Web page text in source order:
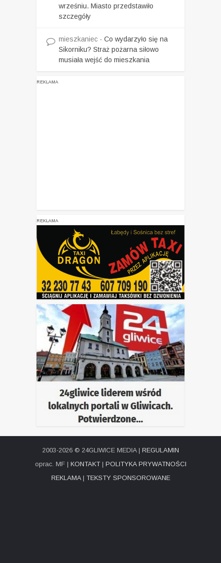
wrześniu. Miasto przedstawiło
szczegóły
mieszkaniec - Co wydarzyło się na
Sikorniku? Straż pożarna siłowo
musiała wejść do mieszkania
REKLAMA
REKLAMA
2003-2026 © 24GLIWICE MEDIA | REGULAMIN
oprac. MF | KONTAKT| POLITYKA PRYWATNOŚCI
REKLAMA| TEKSTY SPONSOROWANE